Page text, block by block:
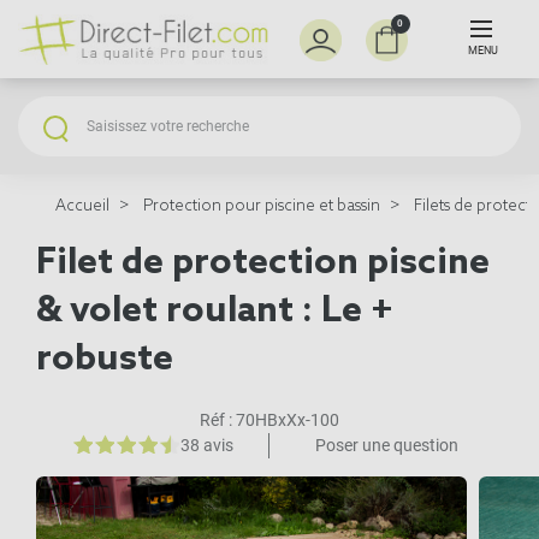
0
MENU
Accueil Protection pour piscine et bassin Filets de
Filet de protection piscine
& volet roulant : Le +
robuste
Réf :70HBxXx-100
38 avis
Poser une question